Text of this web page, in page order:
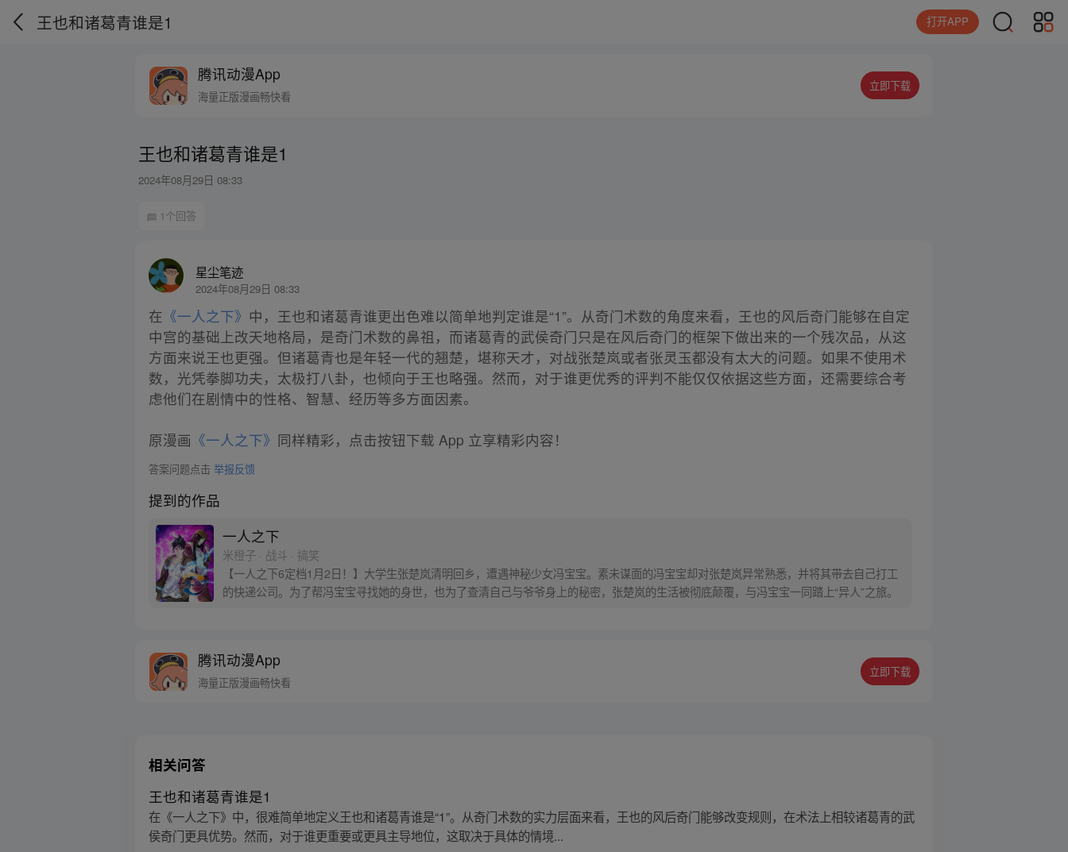
王也和诸葛青谁是1 打开APP
腾讯动漫App
海量正版漫画畅快看
立即下载
王也和诸葛青谁是1
2024年08月29日 08:33
1个回答
星尘笔迹
2024年08月29日 08:33
在 《一人之下》 中，王也和诸葛青谁更出色难以简单地判定谁是“1”。从奇门术数的角度来看，王也的风后奇门能够在自定
中宫的基础上改天地格局，是奇门术数的鼻祖，而诸葛青的武侯奇门只是在风后奇门的框架下做出来的一个残次品，从这
方面来说王也更强。但诸葛青也是年轻一代的翘楚，堪称天才，对战张楚岚或者张灵玉都没有太大的问题。如果不使用术
数，光凭拳脚功夫，太极打八卦，也倾向于王也略强。然而，对于谁更优秀的评判不能仅仅依据这些方面，还需要综合考
虑他们在剧情中的性格、智慧、经历等多方面因素。
原漫画 《一人之下》 同样精彩，点击按钮下载 App 立享精彩内容！
答案问题点击举报反馈
提到的作品
一人之下
米橙子 · 战斗 · 搞笑
【一人之下6定档1月2日！】大学生张楚岚清明回乡，遭遇神秘少女冯宝宝。素未谋面的冯宝宝却对张楚岚异常熟悉，并将其带去自己打工
的快递公司。为了帮冯宝宝寻找她的身世，也为了查清自己与爷爷身上的秘密，张楚岚的生活被彻底颠覆，与冯宝宝一同踏上“异人”之旅。
腾讯动漫App
海量正版漫画畅快看
立即下载
相关问答
王也和诸葛青谁是1
在《一人之下》中，很难简单地定义王也和诸葛青谁是“1”。从奇门术数的实力层面来看，王也的风后奇门能够改变规则，在术法上相较诸葛青的武
侯奇门更具优势。然而，对于谁更重要或更具主导地位，这取决于具体的情境...